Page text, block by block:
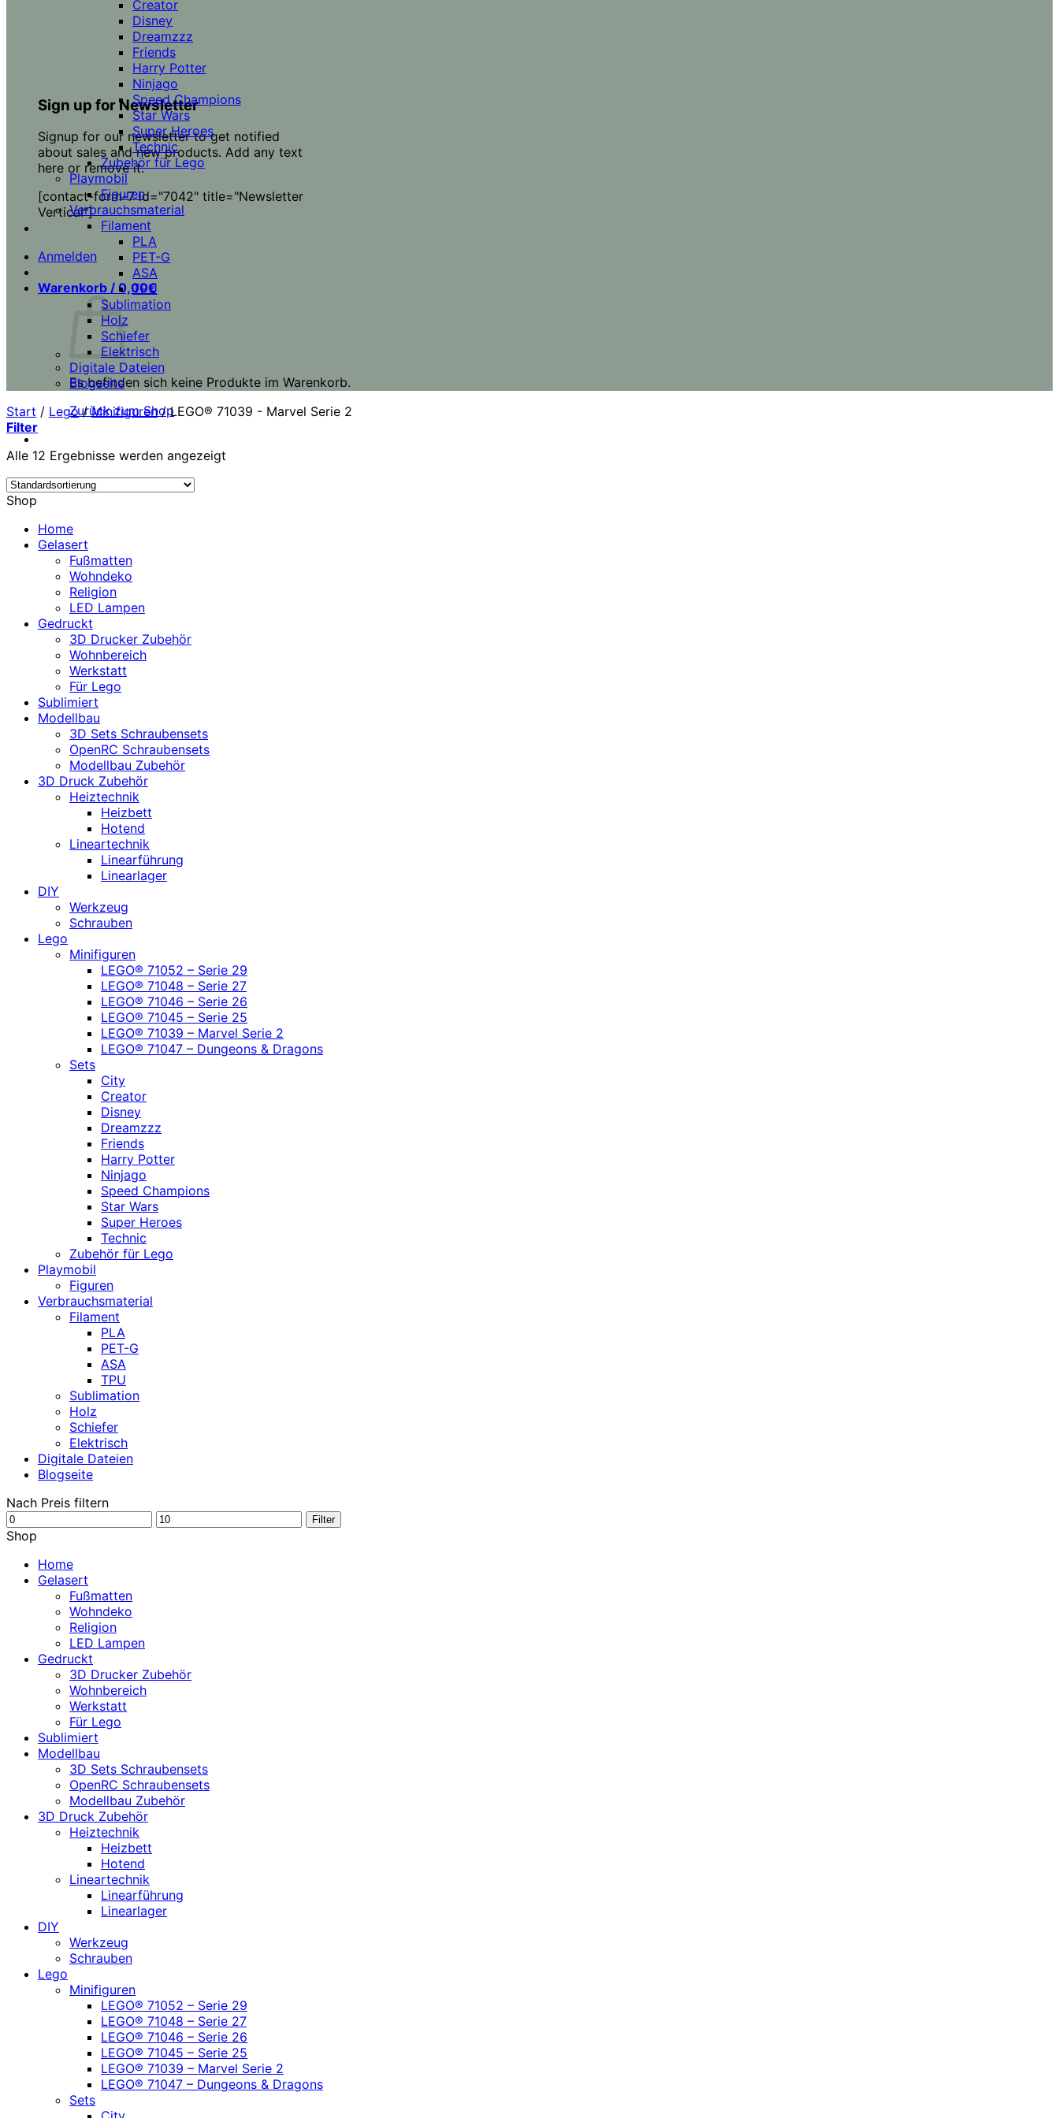
Sign up for Newsletter
Signup for our newsletter to get notified
about sales and new products. Add any text
here or remove it.
[contact-form-7 id="7042" title="Newsletter
Vertical"]
Anmelden
Warenkorb / 0,00€
Es befinden sich keine Produkte im Warenkorb.
Zurück zum Shop
Creator
Disney
Dreamzzz
Friends
Harry Potter
Ninjago
Speed Champions
Star Wars
Super Heroes
Technic
Zubehör für Lego
Playmobil
Figuren
Verbrauchsmaterial
Filament
PLA
PET-G
ASA
TPU
Sublimation
Holz
Schiefer
Elektrisch
Digitale Dateien
Blogseite
Start / Lego / Minifiguren /LEGO® 71039 - Marvel Serie 2
Filter
Alle 12 Ergebnisse werden angezeigt
Shop
Home
Gelasert
Fußmatten
Wohndeko
Religion
LED Lampen
Gedruckt
3D Drucker Zubehör
Wohnbereich
Werkstatt
Für Lego
Sublimiert
Modellbau
3D Sets Schraubensets
OpenRC Schraubensets
Modellbau Zubehör
3D Druck Zubehör
Heiztechnik
Heizbett
Hotend
Lineartechnik
Linearführung
Linearlager
DIY
Werkzeug
Schrauben
Lego
Minifiguren
LEGO® 71052 – Serie 29
LEGO® 71048 – Serie 27
LEGO® 71046 – Serie 26
LEGO® 71045 – Serie 25
LEGO® 71039 – Marvel Serie 2
LEGO® 71047 – Dungeons & Dragons
Sets
City
Creator
Disney
Dreamzzz
Friends
Harry Potter
Ninjago
Speed Champions
Star Wars
Super Heroes
Technic
Zubehör für Lego
Playmobil
Figuren
Verbrauchsmaterial
Filament
PLA
PET-G
ASA
TPU
Sublimation
Holz
Schiefer
Elektrisch
Digitale Dateien
Blogseite
Nach Preis filtern
Min.
Preis
Max.
Filter
Shop
Home
Gelasert
Fußmatten
Wohndeko
Religion
LED Lampen
Gedruckt
3D Drucker Zubehör
Wohnbereich
Werkstatt
Für Lego
Sublimiert
Modellbau
3D Sets Schraubensets
OpenRC Schraubensets
Modellbau Zubehör
3D Druck Zubehör
Heiztechnik
Heizbett
Hotend
Lineartechnik
Linearführung
Linearlager
DIY
Werkzeug
Schrauben
Lego
Minifiguren
LEGO® 71052 – Serie 29
LEGO® 71048 – Serie 27
LEGO® 71046 – Serie 26
LEGO® 71045 – Serie 25
LEGO® 71039 – Marvel Serie 2
LEGO® 71047 – Dungeons & Dragons
Sets